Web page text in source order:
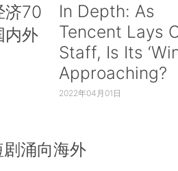
济70
内外
In Depth: As
Tencent Lays
Staff, Is Its
Approaching?
2022年04月01日
涌向海外